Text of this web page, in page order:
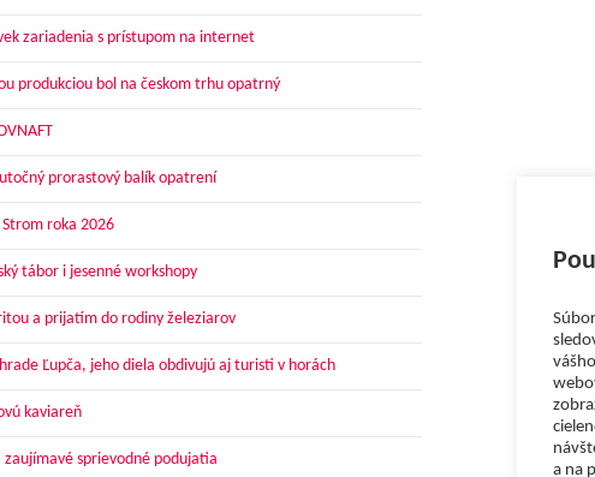
zariadenia s prístupom na internet
produkciou bol na českom trhu opatrný
prorastový balík opatrení
roka 2026
tábor i jesenné workshopy
a prijatím do rodiny železiarov
Ľupča, jeho diela obdivujú aj turisti v horách
kaviareň
sprievodné podujatia
a na